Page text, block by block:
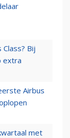
Bij
extra
Airbus
met